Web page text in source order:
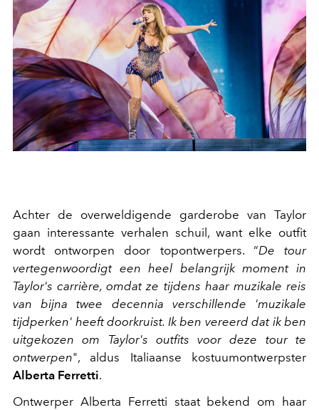
Achter de overweldigende garderobe van Taylor
gaan interessante verhalen schuil, want elke outfit
wordt ontworpen door topontwerpers. “De tour
vertegenwoordigt een heel belangrijk moment in
Taylor's carrière, omdat ze tijdens haar muzikale reis
van bijna twee decennia verschillende 'muzikale
tijdperken' heeft doorkruist. Ik ben vereerd dat ik ben
uitgekozen om Taylor's outfits voor deze tour te
ontwerpen", aldus Italiaanse kostuumontwerpster
Alberta Ferretti.
Ontwerper Alberta Ferretti staat bekend om haar